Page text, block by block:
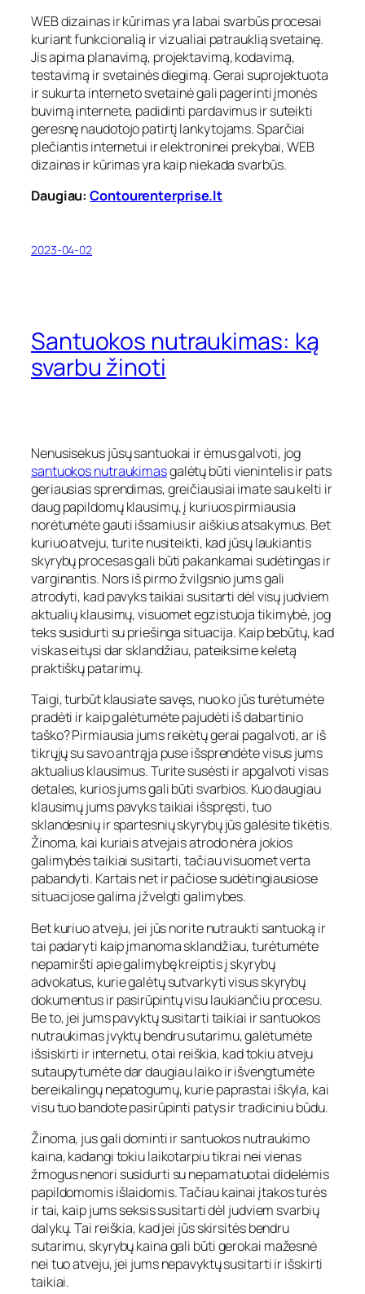
WEB dizainas ir kūrimas yra labai svarbūs procesai
kuriant funkcionalią ir vizualiai patrauklią svetainę.
Jis apima planavimą, projektavimą, kodavimą,
testavimą ir svetainės diegimą. Gerai suprojektuota
ir sukurta interneto svetainė gali pagerinti įmonės
buvimą internete, padidinti pardavimus ir suteikti
geresnę naudotojo patirtį lankytojams. Sparčiai
plečiantis internetui ir elektroninei prekybai, WEB
dizainas ir kūrimas yra kaip niekada svarbūs.
Daugiau:Contourenterprise.lt
2023-04-02
Santuokos nutraukimas: ką
svarbu žinoti
Nenusisekus jūsų santuokai ir ėmus galvoti, jog
santuokos nutraukimasgalėtų būti vienintelis ir pats
geriausias sprendimas, greičiausiai imate sau kelti ir
daug papildomų klausimų, į kuriuos pirmiausia
norėtumėte gauti išsamius ir aiškius atsakymus. Bet
kuriuo atveju, turite nusiteikti, kad jūsų laukiantis
skyrybų procesas gali būti pakankamai sudėtingas ir
varginantis. Nors iš pirmo žvilgsnio jums gali
atrodyti, kad pavyks taikiai susitarti dėl visų judviem
aktualių klausimų, visuomet egzistuoja tikimybė, jog
teks susidurti su priešinga situacija. Kaip bebūtų, kad
viskas eitųsi dar sklandžiau, pateiksime keletą
praktiškų patarimų.
Taigi, turbūt klausiate savęs, nuo ko jūs turėtumėte
pradėti ir kaip galėtumėte pajudėti iš dabartinio
taško? Pirmiausia jums reikėtų gerai pagalvoti, ar iš
tikrųjų su savo antrąja puse išsprendėte visus jums
aktualius klausimus. Turite susėsti ir apgalvoti visas
detales, kurios jums gali būti svarbios. Kuo daugiau
klausimų jums pavyks taikiai išspręsti, tuo
sklandesnių ir spartesnių skyrybų jūs galėsite tikėtis.
Žinoma, kai kuriais atvejais atrodo nėra jokios
galimybės taikiai susitarti, tačiau visuomet verta
pabandyti. Kartais net ir pačiose sudėtingiausiose
situacijose galima įžvelgti galimybes.
Bet kuriuo atveju, jei jūs norite nutraukti santuoką ir
tai padaryti kaip įmanoma sklandžiau, turėtumėte
nepamiršti apie galimybę kreiptis į skyrybų
advokatus, kurie galėtų sutvarkyti visus skyrybų
dokumentus ir pasirūpintų visu laukiančiu procesu.
Be to, jei jums pavyktų susitarti taikiai ir santuokos
nutraukimas įvyktų bendru sutarimu, galėtumėte
išsiskirti ir internetu, o tai reiškia, kad tokiu atveju
sutaupytumėte dar daugiau laiko ir išvengtumėte
bereikalingų nepatogumų, kurie paprastai iškyla, kai
visu tuo bandote pasirūpinti patys ir tradiciniu būdu.
Žinoma, jus gali dominti ir santuokos nutraukimo
kaina, kadangi tokiu laikotarpiu tikrai nei vienas
žmogus nenori susidurti su nepamatuotai didelėmis
papildomomis išlaidomis. Tačiau kainai įtakos turės
ir tai, kaip jums seksis susitarti dėl judviem svarbių
dalykų. Tai reiškia, kad jei jūs skirsitės bendru
sutarimu, skyrybų kaina gali būti gerokai mažesnė
nei tuo atveju, jei jums nepavyktų susitarti ir išskirti
taikiai.